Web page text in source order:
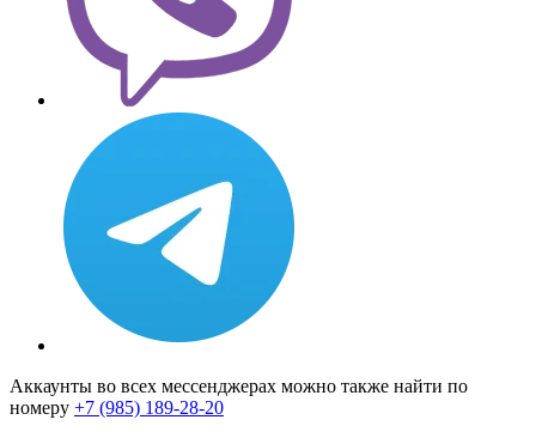
Аккаунты во всех мессенджерах можно также найти по
номеру +7 (985) 189-28-20